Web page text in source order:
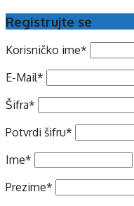
Registrujte se
Korisničko ime*
E-Mail*
Šifra*
Potvrdi šifru*
Ime*
Prezime*